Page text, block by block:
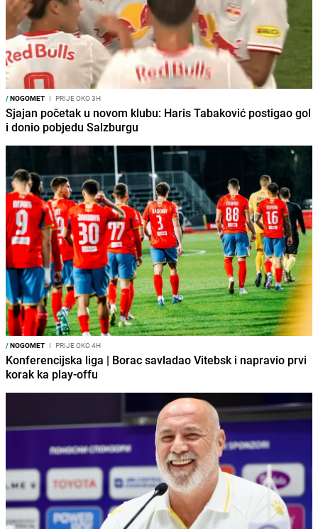
/NOGOMET I PRIJE OKO 3H
Sjajan početak u novom klubu: Haris Tabaković postigao gol
i donio pobjedu Salzburgu
/NOGOMET I PRIJE OKO 4H
Konferencijska liga | Borac savladao Vitebsk i napravio prvi
korak ka play-offu